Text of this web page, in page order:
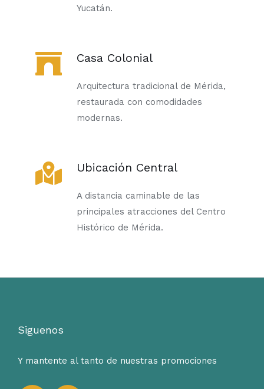
Yucatán.
Casa Colonial
Arquitectura tradicional de Mérida,
restaurada con comodidades
modernas.
Ubicación Central
A distancia caminable de las
principales atracciones del Centro
Histórico de Mérida.
Siguenos
Y mantente al tanto de nuestras promociones